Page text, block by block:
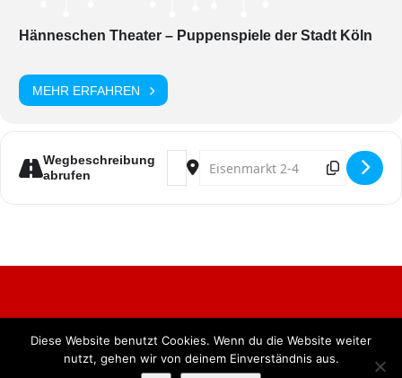
Hänneschen Theater – Puppenspiele der Stadt Köln
MEHR ERFAHREN
Wegbeschreibung
abrufen
Address - Puppensitzung 2026
Destination Address -
Alle Rechte vorbehalten. BKB Verlag GmbH
Diese Website benutzt Cookies. Wenn du die Website weiter
nutzt, gehen wir von deinem Einverständnis aus.